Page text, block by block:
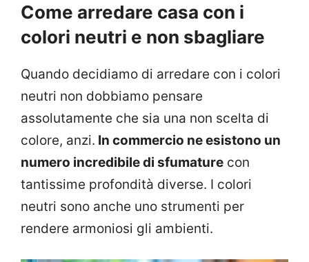
Come arredare casa con i
colori neutri e non sbagliare
Quando decidiamo di arredare con i colori
neutri non dobbiamo pensare
assolutamente che sia una non scelta di
colore, anzi. In commercio ne esistono un
numero incredibile di sfumature con
tantissime profondità diverse. I colori
neutri sono anche uno strumenti per
rendere armoniosi gli ambienti.